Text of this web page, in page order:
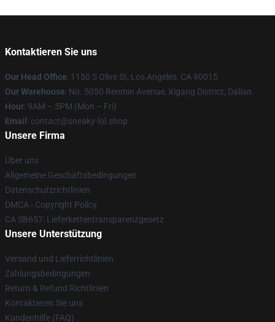
Kontaktieren Sie uns
Our Head Office: 1150 S Olive St, Los Angeles, CA 90015
Our Warehouse: No. 5050 Renmin Avenue, Xigang District, Dalian
Hour: 9AM – 5PM (Mon – Fri)
Email : contact@sneaky-lol.shop
Unsere Firma
Über uns
Allgemeine Geschäftsbedingungen
Datenschutzrichtlinien
DMCA - Copyright Policy
CA SB657: Lieferkettentransparenzgesetz
Unsere Unterstützung
Versand und Lieferrichtlinien
Zahlungsbedingungen
Return & Refund Richtlinien
Kontaktieren Sie uns
Kundenhilfe (FAQ)